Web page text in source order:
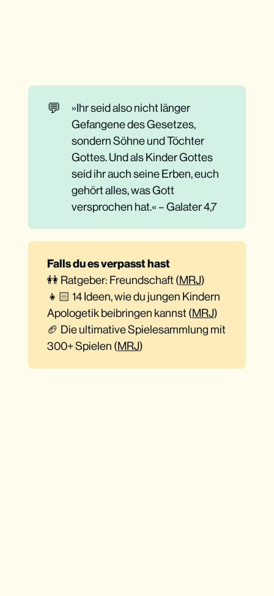
💬
»Ihr seid also nicht länger
Gefangene des Gesetzes,
sondern Söhne und Töchter
Gottes. Und als Kinder Gottes
seid ihr auch seine Erben, euch
gehört alles, was Gott
versprochen hat.« – Galater 4,7
Falls du es verpasst hast
👭 Ratgeber: Freundschaft (MRJ)
👧🏻 14 Ideen, wie du jungen Kindern
Apologetik beibringen kannst (MRJ)
🏈 Die ultimative Spielesammlung mit
300+ Spielen (MRJ)